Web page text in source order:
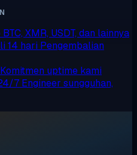
BTC, XMR, USDT, dan lainnya
14 hari Pengembalian
Komitmen uptime kami
7 Engineer sungguhan,